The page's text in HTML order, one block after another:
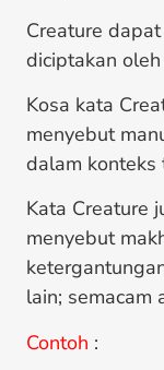
Creature
diciptakan
Kosa kata
menyebut
dalam konteks
Kata Creature
menyebut
lain; semacam
Contoh :